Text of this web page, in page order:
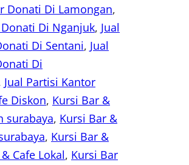
Donati Di Lamongan
Di Nganjuk, Jual
Di Sentani, Jual
Di
Jual Partisi Kantor
Diskon, Kursi Bar &
surabaya, Kursi Bar &
, Kursi Bar &
Cafe Lokal, Kursi Bar